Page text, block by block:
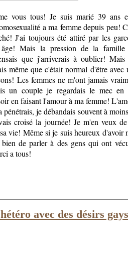
vous tous! Je suis marié 39 ans
a ma femme depuis peu!
J'ai toujours été attiré par les
Mais la pression de la famille
que j'arriverais à oublier!
même que c'était normal d'être avec
Les femmes ne m'ont jamais
un couple je regardais le mec en
en faisant l'amour à ma femme!
je débandais souvent à
croisé la journée! Je m'en veux
vie! Même si je suis heureux d'avoir
de parler à des gens qui ont
a tous!
avec des désirs gays